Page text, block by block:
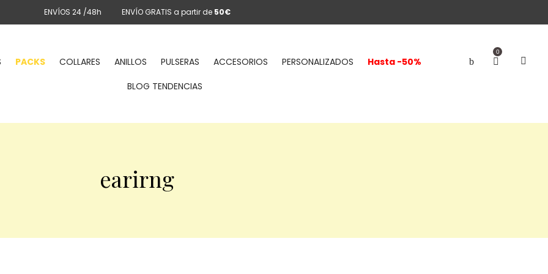
ENVÍOS 24 /48h ENVÍO GRATIS a partir de 50€
0
PACKS COLLARES ANILLOS PULSERAS ACCESORIOS PERSONALIZADOS
Hasta -50%
BLOG TENDENCIAS
earirng